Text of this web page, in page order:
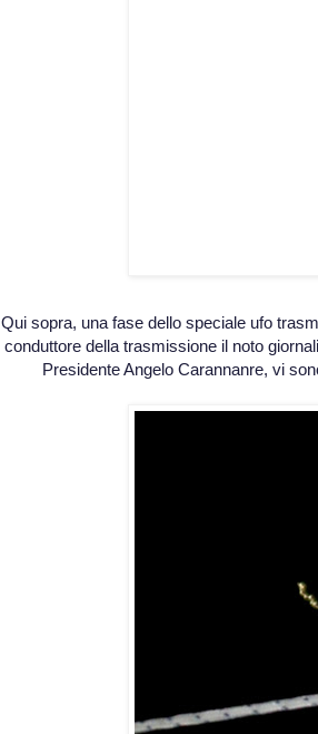
Qui sopra, una fase dello speciale ufo
conduttore della trasmissione il noto
Presidente Angelo Carannanre, vi